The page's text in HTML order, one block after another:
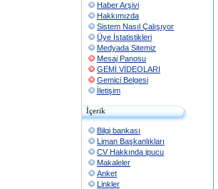
Haber Arşivi
Hakkımızda
Sistem Nasıl Çalışıyor
Üye İstatistikleri
Medyada Sitemiz
Mesaj Panosu
GEMİ VİDEOLARI
Gemici Belgesi
İletişim
İçerik
Bilgi bankası
Liman Başkanlıkları
CV Hakkında ipucu
Makaleler
Anket
Linkler